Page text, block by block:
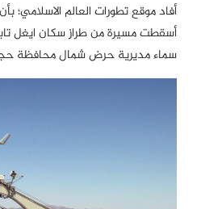
أفاد موقع تطورات العالم الاسلامي؛
أسقطت مسيرة من طراز سكان ايغل
سماء مديرية حرض شمال محافظة